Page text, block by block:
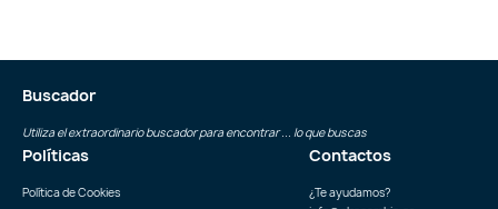
Buscador
Utiliza el extraordinario buscador para encontrar ... lo que buscas
Políticas
Política de Cookies
Contactos
¿Te ayudamos?